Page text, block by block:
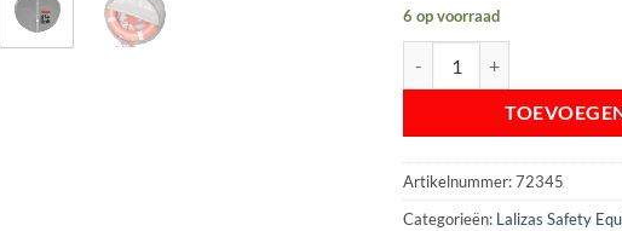
6 op voorraad
Artikelnummer:72345
Categorieën: Lalizas Safety